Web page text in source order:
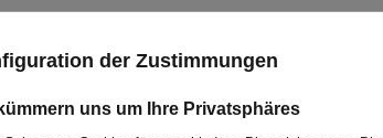
der Zustimmungen
uns um Ihre Privatsphäres